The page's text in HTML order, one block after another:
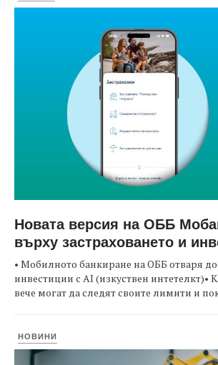
Новата версия на ОББ
върху застраховането и
• Мобилното банкиране на ОББ отваря
инвестиции с AI (изкуствен интетелкт)•
вече могат да следят своите лимити и
НОВИНИ